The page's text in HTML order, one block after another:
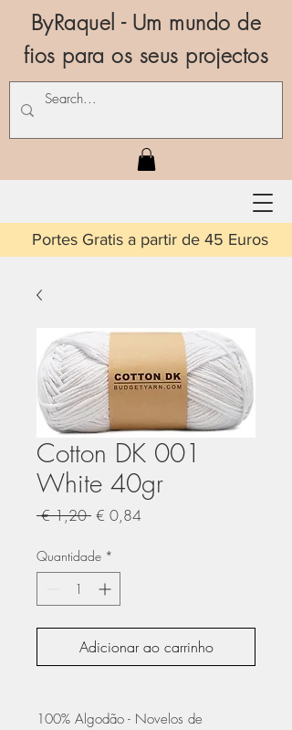
ByRaquel - Um mundo de
fios para os seus projectos
a partir de 45 Euros
Cotton DK 001
White 40gr
€ 1,20 Preço
€ 0,84Preço
Quantidade *
Adicionar ao carrinho
100% Algodão - Novelos de